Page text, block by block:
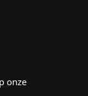
onze